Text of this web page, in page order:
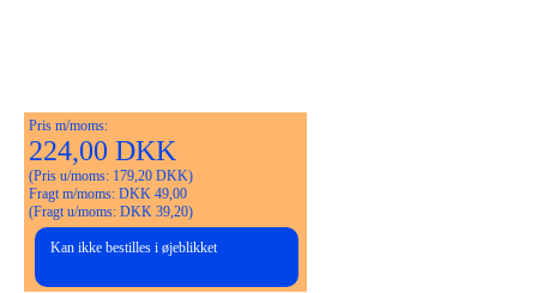
Pris m/moms:
224,00 DKK
(Pris u/moms: 179,20 DKK)
Fragt m/moms: DKK 49,00
(Fragt u/moms: DKK 39,20)
Kan ikke bestilles i øjeblikket